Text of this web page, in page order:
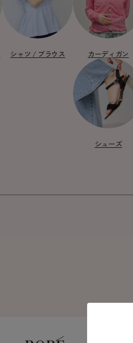
シャツ / ブラウス カーディガン
シューズ